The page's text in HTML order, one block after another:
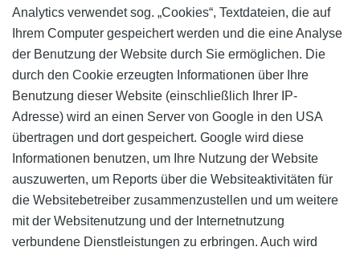
Analytics verwendet sog. „Cookies“, Textdateien, die auf
Ihrem Computer gespeichert werden und die eine Analyse
der Benutzung der Website durch Sie ermöglichen. Die
durch den Cookie erzeugten Informationen über Ihre
Benutzung dieser Website (einschließlich Ihrer IP-
Adresse) wird an einen Server von Google in den USA
übertragen und dort gespeichert. Google wird diese
Informationen benutzen, um Ihre Nutzung der Website
auszuwerten, um Reports über die Websiteaktivitäten für
die Websitebetreiber zusammenzustellen und um weitere
mit der Websitenutzung und der Internetnutzung
verbundene Dienstleistungen zu erbringen. Auch wird